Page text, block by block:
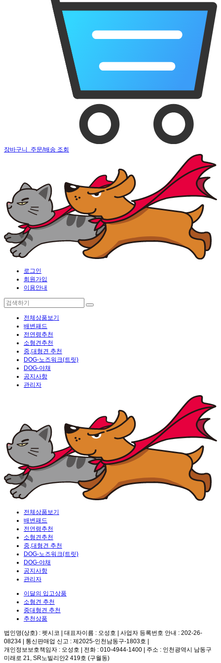
장바구니 주문/배송 조회
로그인
회원가입
이용안내
전체상품보기
배변패드
전연령추천
소형견추천
중,대형견 추천
DOG-노즈워크(트릿)
DOG-야채
공지사항
관리자
전체상품보기
배변패드
전연령추천
소형견추천
중,대형견 추천
DOG-노즈워크(트릿)
DOG-야채
공지사항
관리자
이달의 입고상품
소형견 추천
중대형견 추천
추천상품
법인명(상호) : 펫시코 | 대표자이름 : 오성호 | 사업자 등록번호 안내 : 202-26-
08234 | 통신판매업 신고 : 제2025-인천남동구-1803호 |
개인정보보호책임자 : 오성호 | 전화 : 010-4944-1400 | 주소 : 인천광역시 남동구
미래로 21, SR노빌리안2 419호 (구월동)